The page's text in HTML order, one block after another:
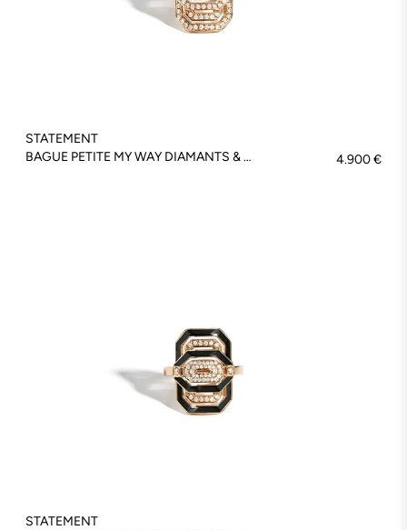
STATEMENT
BAGUE PETITE MY WAY DIAMANTS & OR ROSE - FSJ294
4.900 €
STATEMENT